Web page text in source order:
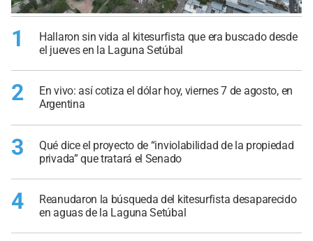
1
Hallaron sin vida al kitesurfista que era buscado desde
el jueves en la Laguna Setúbal
2
En vivo: así cotiza el dólar hoy, viernes 7 de agosto, en
Argentina
3
Qué dice el proyecto de “inviolabilidad de la propiedad
privada” que tratará el Senado
4
Reanudaron la búsqueda del kitesurfista desaparecido
en aguas de la Laguna Setúbal